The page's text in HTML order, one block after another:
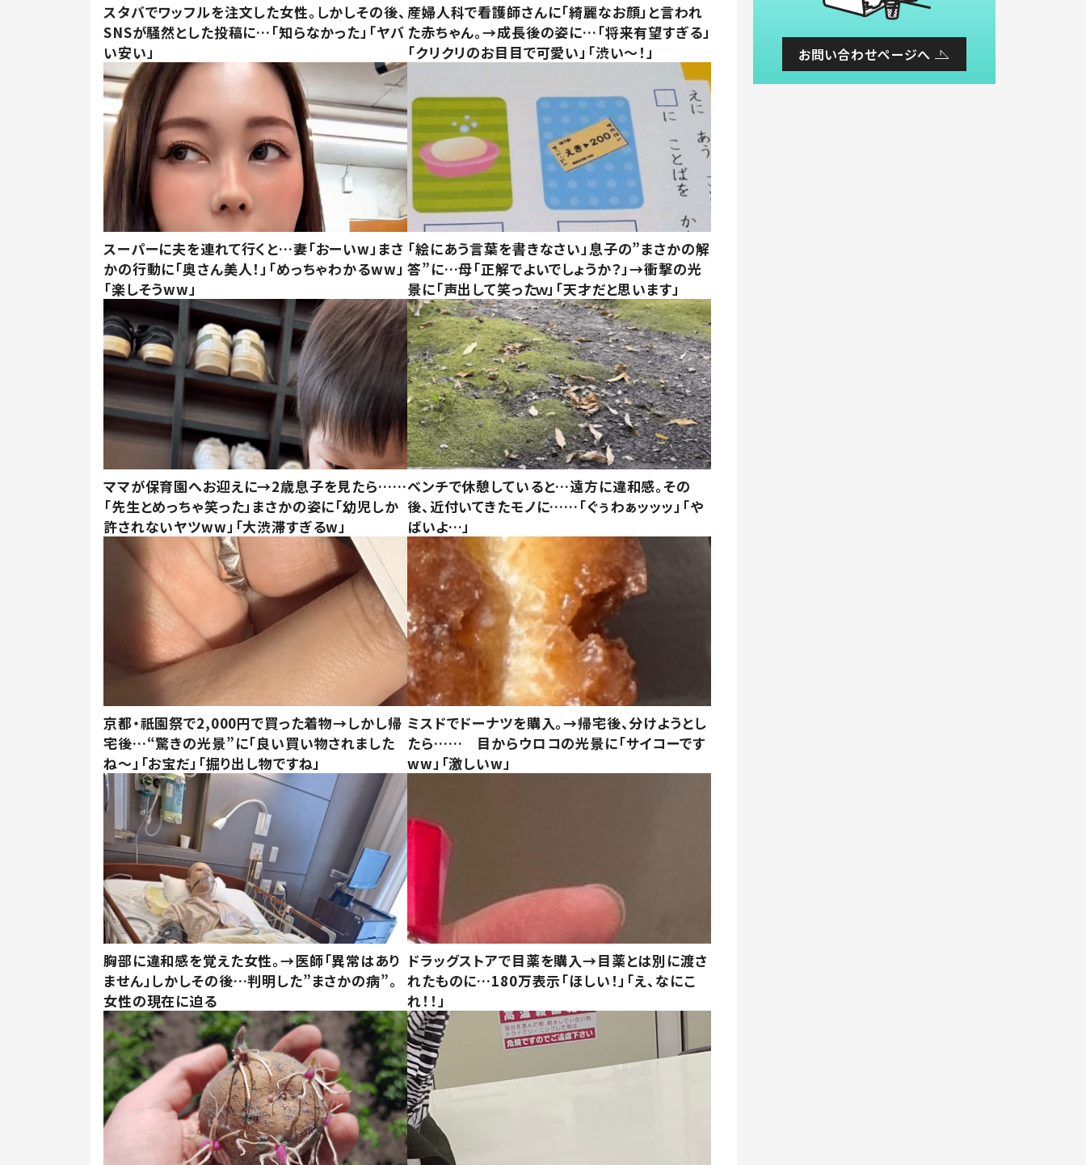
スタバでワッフルを注文した女性。しかしその後、
SNSが騒然とした投稿に…「知らなかった」「ヤバ
い安い」
産婦人科で看護師さんに「綺麗なお顔」と言われ
た赤ちゃん。→成長後の姿に…「将来有望すぎる」
「クリクリのお目目で可愛い」「渋い～！」
スーパーに夫を連れて行くと…妻「おーいw」まさ
かの行動に「奥さん美人！」「めっちゃわかるww」
「楽しそうww」
「絵にあう言葉を書きなさい」息子の”まさかの解
答”に…母「正解でよいでしょうか？」→衝撃の光
景に「声出して笑ったｗ」「天才だと思います」
ママが保育園へお迎えに→2歳息子を見たら……
「先生とめっちゃ笑った」まさかの姿に「幼児しか
許されないヤツww」「大渋滞すぎるw」
ベンチで休憩していると…遠方に違和感。その
後、近付いてきたモノに……「ぐぅわぁッッッ」「や
ばいよ…」
京都・祇園祭で2,000円で買った着物→しかし帰
宅後…“驚きの光景”に「良い買い物されました
ね～」「お宝だ」「掘り出し物ですね」
ミスドでドーナツを購入。→帰宅後、分けようとし
たら…… 目からウロコの光景に「サイコーです
ww」「激しいw」
胸部に違和感を覚えた女性。→医師「異常はあり
ません」しかしその後…判明した”まさかの病”。
女性の現在に迫る
ドラッグストアで目薬を購入→目薬とは別に渡さ
れたものに…180万表示「ほしい！」「え、なにこ
れ！！」
お問い合わせページへ